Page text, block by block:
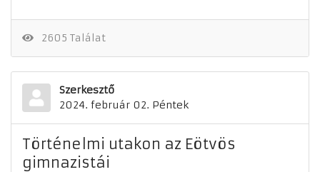
2605 Találat
Szerkesztő
2024. február 02. Péntek
Történelmi utakon az Eötvös
gimnazistái